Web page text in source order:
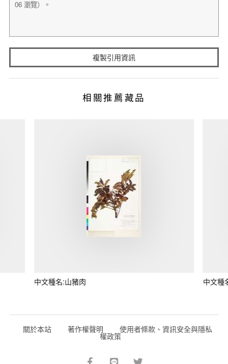
複製引用資訊
相關推薦藏品
中文種名:山豬肉 中文種
關於本站 著作權聲明 使用者條款、資訊安全與隱私
權政策